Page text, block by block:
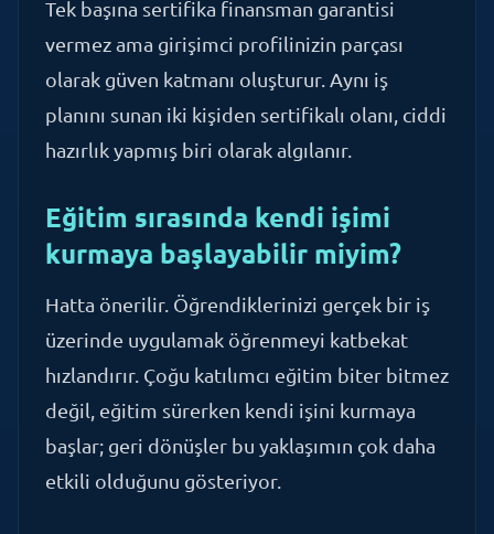
olarak güven katmanı oluşturur. Aynı iş
planını sunan iki kişiden sertifikalı olanı, ciddi
hazırlık yapmış biri olarak algılanır.
Eğitim sırasında kendi işimi
kurmaya başlayabilir miyim?
Hatta önerilir. Öğrendiklerinizi gerçek bir iş
üzerinde uygulamak öğrenmeyi katbekat
hızlandırır. Çoğu katılımcı eğitim biter bitmez
değil, eğitim sürerken kendi işini kurmaya
başlar; geri dönüşler bu yaklaşımın çok daha
etkili olduğunu gösteriyor.